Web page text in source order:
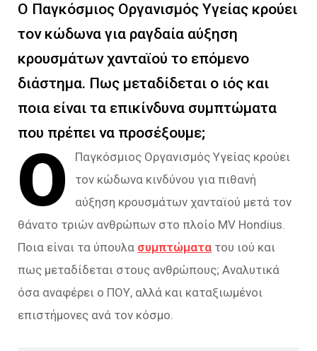
Ο Παγκόσμιος Οργανισμός Υγείας κρούει
τον κώδωνα για ραγδαία αύξηση
κρουσμάτων χανταϊού το επόμενο
διάστημα. Πως μεταδίδεται ο ιός και
ποια είναι τα επικίνδυνα συμπτώματα
που πρέπει να προσέξουμε;
Ο
Παγκόσμιος Οργανισμός Υγείας κρούει
τον κώδωνα κινδύνου για πιθανή
αύξηση κρουσμάτων χανταϊού μετά τον
θάνατο τριών ανθρώπων στο πλοίο MV Hondius.
Ποια είναι τα ύπουλα συμπτώματα του ιού και
πως μεταδίδεται στους ανθρώπους; Αναλυτικά
όσα αναφέρει ο ΠΟΥ, αλλά και καταξιωμένοι
επιστήμονες ανά τον κόσμο.